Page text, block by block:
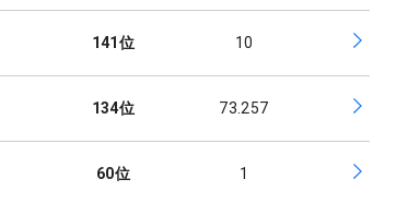
141位 10
134位 73.257
60位 1